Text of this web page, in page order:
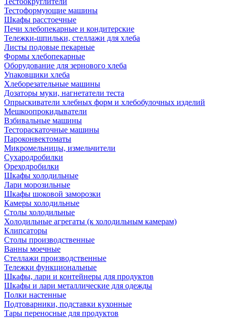
Тестоформующие машины
Шкафы расстоечные
Печи хлебопекарные и кондитерские
Тележки-шпильки, стеллажи для хлеба
Листы подовые пекарные
Формы хлебопекарные
Оборудование для зернового хлеба
Упаковщики хлеба
Хлеборезательные машины
Дозаторы муки, нагнетатели теста
Опрыскиватели хлебных форм и хлебобулочных изделий
Мешкоопрокидыватели
Взбивальные машины
Тестораскаточные машины
Пароконвектоматы
Микромельницы, измельчители
Сухародробилки
Ореходробилки
Шкафы холодильные
Лари морозильные
Шкафы шоковой заморозки
Камеры холодильные
Столы холодильные
Холодильные агрегаты (к холодильным камерам)
Клипсаторы
Столы производственные
Ванны моечные
Стеллажи производственные
Тележки функциональные
Шкафы, лари и контейнеры для продуктов
Шкафы и лари металлические для одежды
Полки настенные
Подтоварники, подставки кухонные
Тары переносные для продуктов